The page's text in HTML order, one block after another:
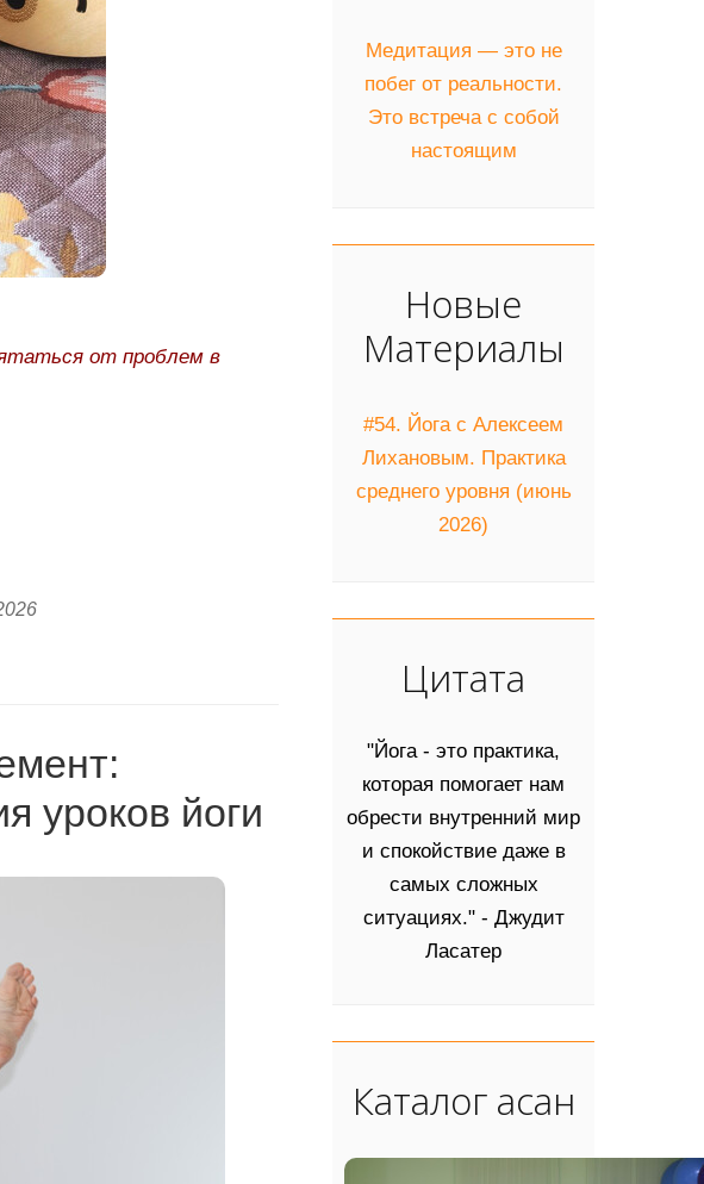
от проблем в
уроков йоги
Медитация — это не
побег от реальности.
Это встреча с собой
настоящим
Новые
Материалы
#54. Йога с Алексеем
Лихановым. Практика
среднего уровня (июнь
2026)
Цитата
"Йога - это практика,
которая помогает нам
обрести внутренний мир
и спокойствие даже в
самых сложных
ситуациях." - Джудит
Ласатер
Каталог асан